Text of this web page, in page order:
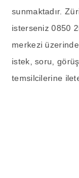
sunmaktadır.
isterseniz 0850
merkezi
istek, soru,
temsilcilerine